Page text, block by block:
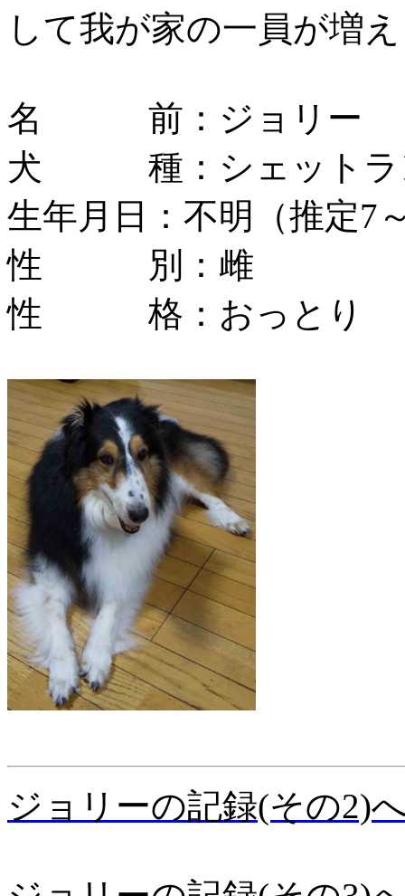
して我が家の一員が増
名 前：ジョリー
犬 種：シェットラ
生年月日：不明（推定7
性 別：雌
性 格：おっとり
ジョリーの記録(その2)